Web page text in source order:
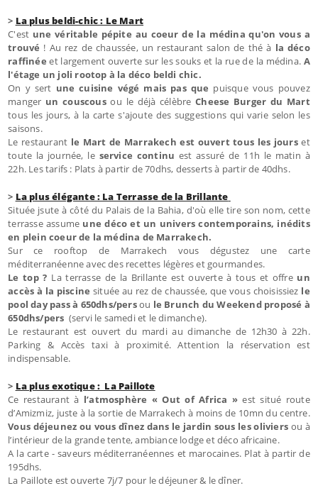
> La plus beldi-chic : Le Mart
C'est une véritable pépite au coeur de la médina qu'on vous a
trouvé ! Au rez de chaussée, un restaurant salon de thé à la déco
raffinée et largement ouverte sur les souks et la rue de la médina. A
l'étage un joli rootop à la déco beldi chic.
On y sert une cuisine végé mais pas que puisque vous pouvez
manger un couscousou le déjà célèbreCheese Burger du Mart
tous les jours, à la carte s'ajoute des suggestions qui varie selon les
saisons.
Le restaurant le Mart de Marrakech est ouvert tous les jourset
toute la journée, le service continu est assuré de 11h le matin à
22h. Les tarifs : Plats à partir de 70dhs, desserts à partir de 40dhs.
> La plus élégante : La Terrasse de la Brillante
Située jsute à côté du Palais de la Bahia, d'où elle tire son nom, cette
terrasse assume une déco et un univers contemporains, inédits
en plein coeur de la médina de Marrakech.
Sur ce rooftop de Marrakech vous dégustez une carte
méditerranéenne avec des recettes légères et gourmandes.
Le top ? La terrasse de la Brillante est ouverte à tous et offre un
accès à la piscine située au rez de chaussée, que vous choisissiez le
pool day pass à 650dhs/persou le Brunch du Weekend proposé à
650dhs/pers (servi le samedi et le dimanche).
Le restaurant est ouvert du mardi au dimanche de 12h30 à 22h.
Parking & Accès taxi à proximité. Attention la réservation est
indispensable.
> La plus exotique : La Paillote
Ce restaurant à l’atmosphère « Out of Africa » est situé route
d’Amizmiz, juste à la sortie de Marrakech à moins de 10mn du centre.
Vous déjeunez ou vous dînez dans le jardin sous les oliviers ou à
l’intérieur de la grande tente, ambiance lodge et déco africaine.
A la carte - saveurs méditerranéennes et marocaines. Plat à partir de
195dhs.
La Paillote est ouverte 7j/7 pour le déjeuner & le dîner.